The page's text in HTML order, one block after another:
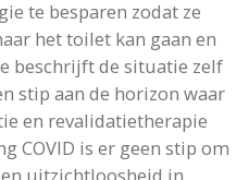
te besparen zodat ze
het toilet kan gaan en
beschrijft de situatie zelf
stip aan de horizon waar
en revalidatietherapie
COVID is er geen stip om